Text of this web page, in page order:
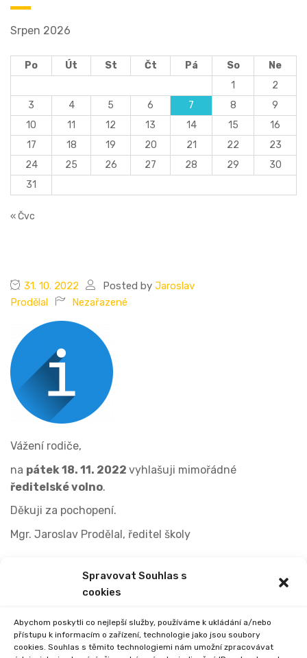
Spravovat Souhlas s
cookies
Abychom poskytli co nejlepší služby, používáme k ukládání a/nebo
přístupu k informacím o zařízení, technologie jako jsou soubory
cookies. Souhlas s těmito technologiemi nám umožní zpracovávat
Srpen 2026
Po Út St Čt Pá So
Ne
1
2
3
4 5 6 7 8
9
10
11 12 13 14 15
16
17
18 19 20 21 22
23
24
25 26 27 28 29
30
31
« Čvc
31. 10. 2022 Posted by Jaroslav
Prodělal
Nezařazené
Vážení rodiče,
na pátek 18. 11. 2022 vyhlašuji mimořádné
ředitelské volno.
Děkuji za pochopení.
Mgr. Jaroslav Prodělal, ředitel školy
NEXT